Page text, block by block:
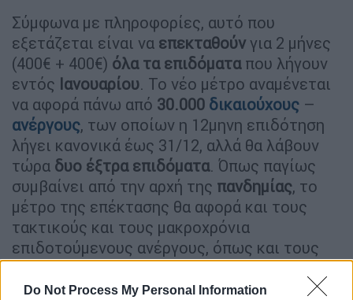
Do Not Process My Personal Information
Σύμφωνα με πληροφορίες, αυτό που
εξετάζεται είναι να επεκταθούν για 2 μήνες
(400€ + 400€) όλα τα επιδόματαπου λήγουν
εντός Ιανουαρίου. Το νέο μέτρο αναμένεται
να αφορά πάνω από 30.000 δικαιούχους –
ανέργους, των οποίων η 12μηνη επιδότηση
λήγει κανονικά έως 31/12, αλλά θα λάβουν
τώρα δυο έξτρα επιδόματα. Όπως παγίως
συμβαίνει από την αρχή της πανδημίας, το
μέτρο της επέκτασης θα αφορά και τους
τακτικούς και τους μακροχρόνια
επιδοτούμενους ανέργους, όπως και τους
αυτοαπασχολούμενους – επαγγελματίες που
λαμβάνουν επιδότηση ανεργίας.